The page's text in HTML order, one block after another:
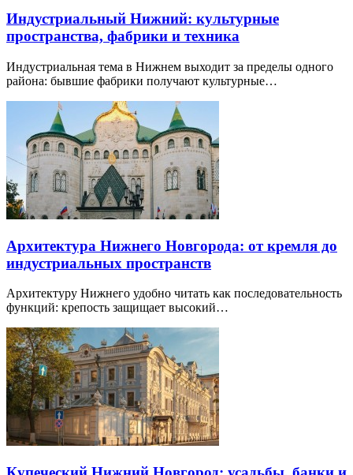
Индустриальный Нижний: культурные
пространства, фабрики и техника
Индустриальная тема в Нижнем выходит за пределы одного
района: бывшие фабрики получают культурные…
Архитектура Нижнего Новгорода: от кремля до
индустриальных пространств
Архитектуру Нижнего удобно читать как последовательность
функций: крепость защищает высокий…